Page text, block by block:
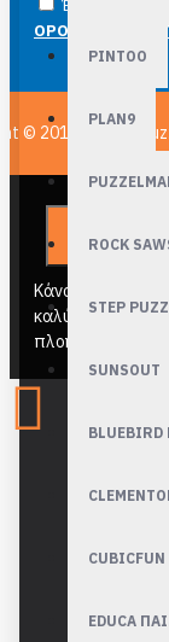
PINTOO
PLAN9
ROCK
STEP
SUNSOUT
CUBICFUN
EDUCA
Έχω διαβάσει
ΟΡΟΙ ΧΡΗΣΗΣ
© 2011- 2026,
Κάνουμε χρήση
καλύτερη
πλοήγηση